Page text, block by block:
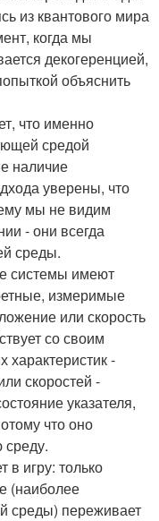
из квантового мира
когда мы
декогеренцией,
объяснить
что именно
средой
наличие
уверены, что
мы не видим
- они всегда
среды.
системы имеют
измеримые
или скорость
со своим
характеристик -
скоростей -
указателя,
что оно
в игру: только
(наиболее
среды) переживает